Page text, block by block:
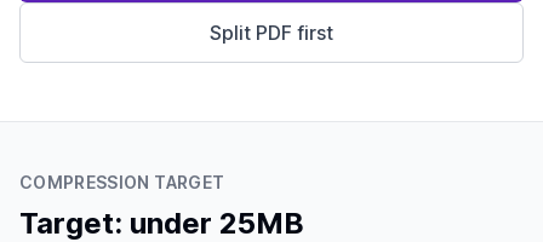
Split PDF first
COMPRESSION TARGET
Target: under 25MB